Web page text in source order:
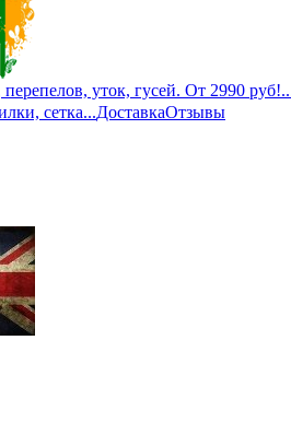
уток, гусей. От 2990
сетка...ДоставкаОтзывы